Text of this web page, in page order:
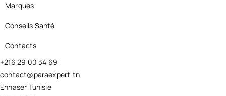
Marques
Conseils Santé
Contacts
+216 29 00 34 69
contact@paraexpert.tn
Ennaser Tunisie